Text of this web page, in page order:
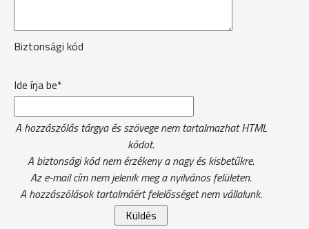
Biztonsági kód
Ide írja be*
A hozzászólás tárgya és szövege nem tartalmazhat HTML
kódot.
A biztonsági kód nem érzékeny a nagy és kisbetűkre.
Az e-mail cím nem jelenik meg a nyilvános felületen.
A hozzászólások tartalmáért felelősséget nem vállalunk.